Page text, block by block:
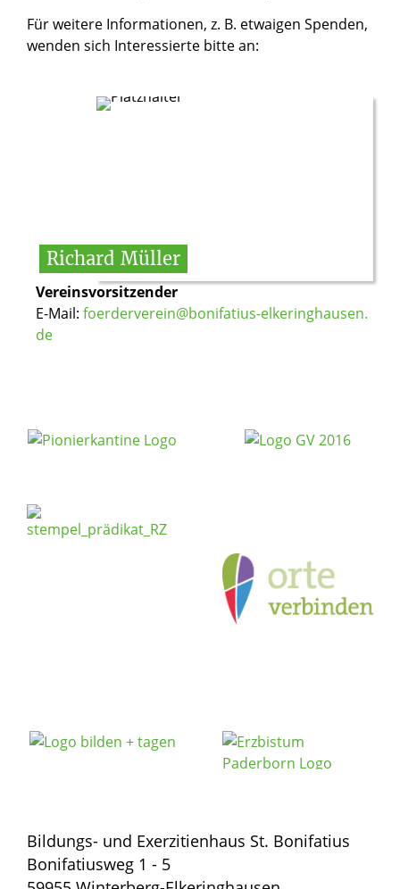
Für weitere Informationen, z. B. etwaigen Spenden,
wenden sich Interessierte bitte an:
Richard Müller
Vereinsvorsitzender
E-Mail: foerderverein@bonifatius-elkeringhausen.
de
Bildungs- und Exerzitienhaus St. Bonifatius
Bonifatiusweg 1 - 5